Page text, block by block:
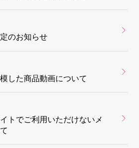
のお知らせ
した商品動画について
トでご利用いただけないメ